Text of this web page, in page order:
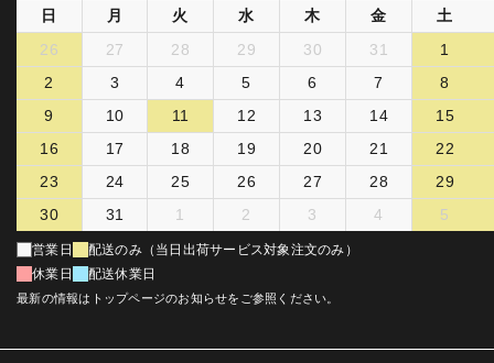
日 月 火 水 木 金
土
26
27 28 29 30 31
1
2
3 4 5 6 7
8
9
10 11 12 13 14
15
16
17 18 19 20 21
22
23
24 25 26 27 28
29
30
31 1 2 3 4 5
営業日
配送のみ（当日出荷サービス対象注文のみ）
休業日
配送休業日
最新の情報はトップページのお知らせをご参照ください。